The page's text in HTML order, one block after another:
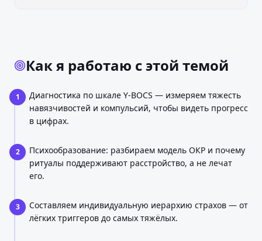
Как я работаю с этой темой
1
Диагностика по шкале Y-BOCS — измеряем тяжесть
навязчивостей и компульсий, чтобы видеть прогресс
в цифрах.
2
Психообразование: разбираем модель ОКР и почему
ритуалы поддерживают расстройство, а не лечат
его.
3
Составляем индивидуальную иерархию страхов — от
лёгких триггеров до самых тяжёлых.